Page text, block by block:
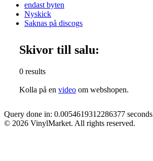
endast byten
Nyskick
Saknas på discogs
Skivor till salu:
0 results
Kolla på en video om webshopen.
Query done in: 0.0054619312286377 seconds
© 2026 VinylMarket. All rights reserved.